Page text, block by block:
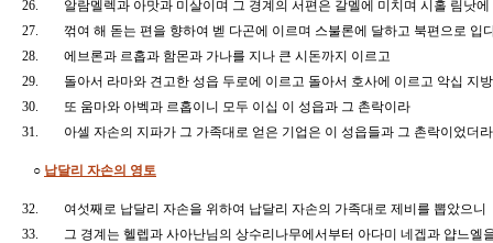
26.
알람멜렉과 아맛과 미살이며 그 경계의 서편은 갈멜에 미치며 시홀 림낫
27.
꺾여 해 돋는 편을 향하여 벧 다곤에 이르며 스불론에 달하고 북편으로
28.
에브론과 르홉과 함몬과 가나를 지나 큰 시돈까지 이르고
29.
돌아서 라마와 견고한 성읍 두로에 이르고 돌아서 호사에 이르고 악십 지
30.
또 움마와 아벡과 르홉이니 모두 이십 이 성읍과 그 촌락이라
31.
아셀 자손의 지파가 그 가족대로 얻은 기업은 이 성읍들과 그 촌락이었더
○ 납달리 자손의 영토
32.
여섯째로 납달리 자손을 위하여 납달리 자손의 가족대로 제비를 뽑았으
33.
그 경계는 헬렙과 사아난님의 상수리나무에서부터 아다미 네겝과 얍느